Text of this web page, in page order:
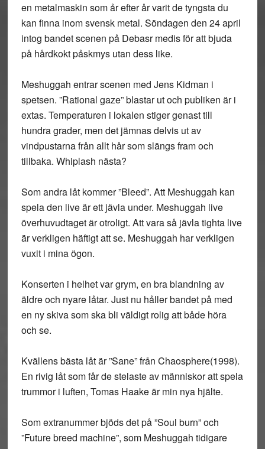
en metalmaskin som år efter år varit de tyngsta du
kan finna inom svensk metal. Söndagen den 24 april
intog bandet scenen på Debasr medis för att bjuda
på hårdkokt påskmys utan dess like.
Meshuggah entrar scenen med Jens Kidman i
spetsen. ”Rational gaze” blastar ut och publiken är i
extas. Temperaturen i lokalen stiger genast till
hundra grader, men det jämnas delvis ut av
vindpustarna från allt hår som slängs fram och
tillbaka. Whiplash nästa?
Som andra låt kommer ”Bleed”. Att Meshuggah kan
spela den live är ett jävla under. Meshuggah live
överhuvudtaget är otroligt. Att vara så jävla tighta live
är verkligen häftigt att se. Meshuggah har verkligen
vuxit i mina ögon.
Konserten i helhet var grym, en bra blandning av
äldre och nyare låtar. Just nu håller bandet på med
en ny skiva som ska bli väldigt rolig att både höra
och se.
Kvällens bästa låt är ”Sane” från Chaosphere(1998).
En rivig låt som får de stelaste av människor att spela
trummor i luften, Tomas Haake är min nya hjälte.
Som extranummer bjöds det på ”Soul burn” och
”Future breed machine”, som Meshuggah tidigare